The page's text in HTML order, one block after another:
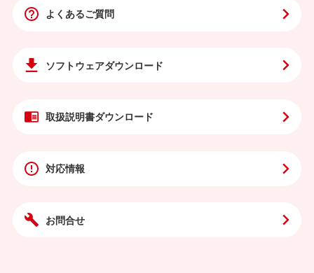
よくあるご質問
ソフトウェアダウンロード
取扱説明書ダウンロード
対応情報
お問合せ